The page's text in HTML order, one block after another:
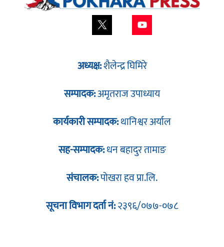
अध्यक्ष:शैलेन्द्र घिमिरे
सम्पादक:अमृतराज उपाध्याय
कार्यकारी सम्पादक:थानिश्वर अर्याल
सह-सम्पादक:धन बहादुर तामाङ
संचालक:पोखरा हव प्रा.लि.
सूचना विभाग दर्ता नं:२३९६/०७७-०७८